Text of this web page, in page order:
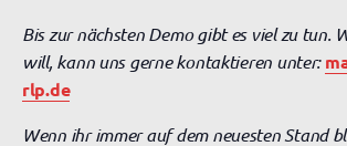
Bis zur nächsten Demo gibt es viel zu tun.
will, kann uns gerne kontaktieren unter:
rlp.de
Wenn ihr immer auf dem neuesten Stand